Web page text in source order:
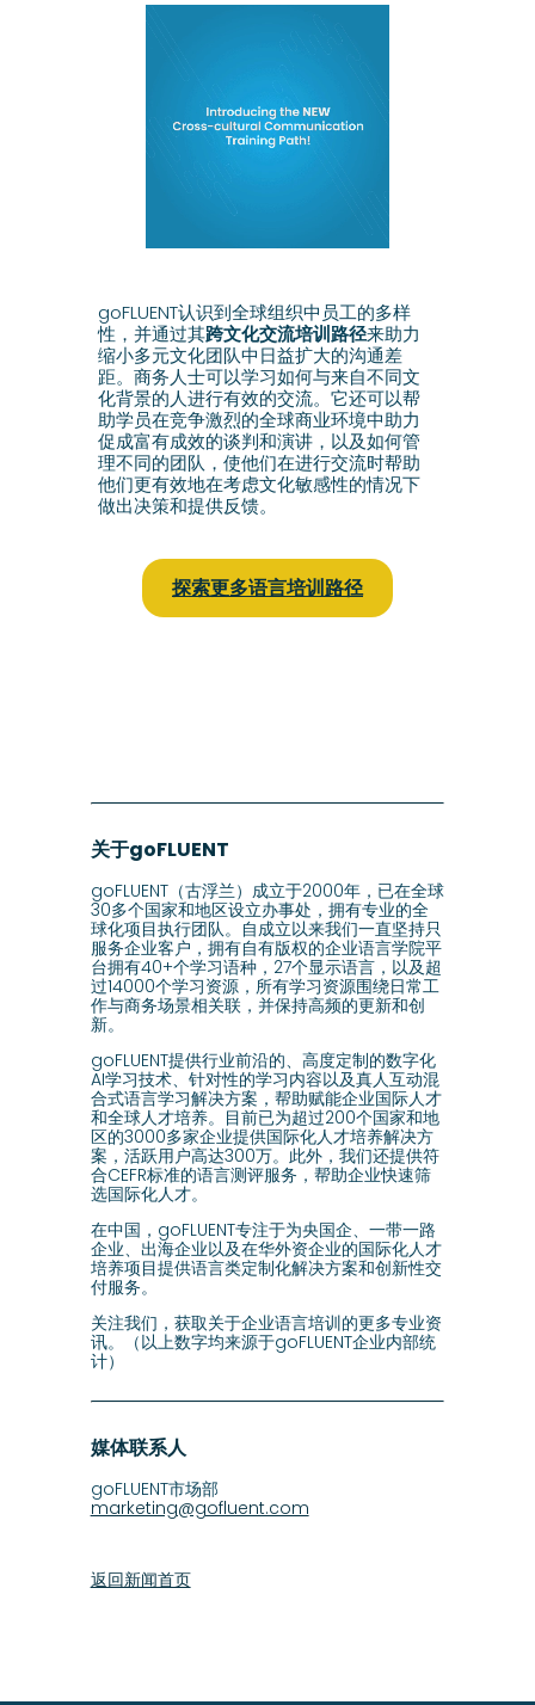
goFLUENT认识到全球组织中员工的多样
性，并通过其跨文化交流培训路径来助力
缩小多元文化团队中日益扩大的沟通差
距。商务人士可以学习如何与来自不同文
化背景的人进行有效的交流。它还可以帮
助学员在竞争激烈的全球商业环境中助力
促成富有成效的谈判和演讲，以及如何管
理不同的团队，使他们在进行交流时帮助
他们更有效地在考虑文化敏感性的情况下
做出决策和提供反馈。
探索更多语言培训路径
关于goFLUENT
goFLUENT（古浮兰）成立于2000年，已在全球
30多个国家和地区设立办事处，拥有专业的全
球化项目执行团队。自成立以来我们一直坚持只
服务企业客户，拥有自有版权的企业语言学院平
台拥有40+个学习语种，27个显示语言，以及超
过14000个学习资源，所有学习资源围绕日常工
作与商务场景相关联，并保持高频的更新和创
新。
goFLUENT提供行业前沿的、高度定制的数字化
AI学习技术、针对性的学习内容以及真人互动混
合式语言学习解决方案，帮助赋能企业国际人才
和全球人才培养。目前已为超过200个国家和地
区的3000多家企业提供国际化人才培养解决方
案，活跃用户高达300万。此外，我们还提供符
合CEFR标准的语言测评服务，帮助企业快速筛
选国际化人才。
在中国，goFLUENT专注于为央国企、一带一路
企业、出海企业以及在华外资企业的国际化人才
培养项目提供语言类定制化解决方案和创新性交
付服务。
关注我们，获取关于企业语言培训的更多专业资
讯。（以上数字均来源于goFLUENT企业内部统
计）
媒体联系人
goFLUENT市场部
marketing@gofluent.com
返回新闻首页